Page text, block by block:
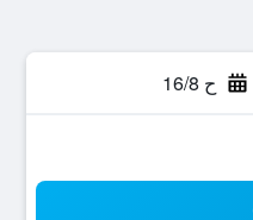
ح 16/8